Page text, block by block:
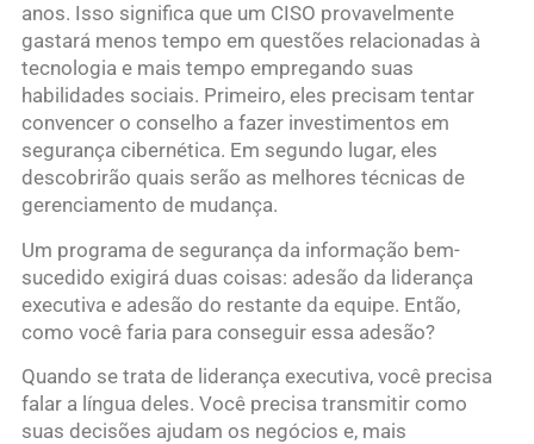
anos. Isso significa que um CISO provavelmente
gastará menos tempo em questões relacionadas à
tecnologia e mais tempo empregando suas
habilidades sociais. Primeiro, eles precisam tentar
convencer o conselho a fazer investimentos em
segurança cibernética. Em segundo lugar, eles
descobrirão quais serão as melhores técnicas de
gerenciamento de mudança.
Um programa de segurança da informação bem-
sucedido exigirá duas coisas: adesão da liderança
executiva e adesão do restante da equipe. Então,
como você faria para conseguir essa adesão?
Quando se trata de liderança executiva, você precisa
falar a língua deles. Você precisa transmitir como
suas decisões ajudam os negócios e, mais